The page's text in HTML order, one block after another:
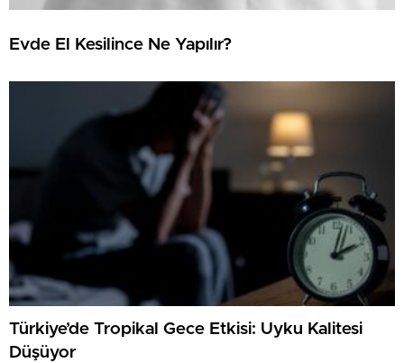
Evde El Kesilince Ne Yapılır?
Türkiye’de Tropikal Gece Etkisi: Uyku Kalitesi
Düşüyor